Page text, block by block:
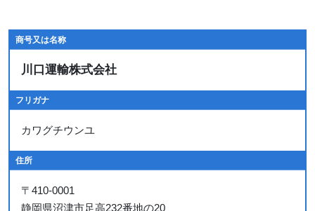
商号又は名称
川口運輸株式会社
フリガナ
カワグチウンユ
住所
〒 410-0001
静岡県沼津市足高232番地の20